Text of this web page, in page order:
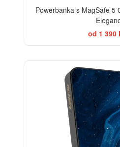
Powerbanka s MagSafe 5
od 1 390